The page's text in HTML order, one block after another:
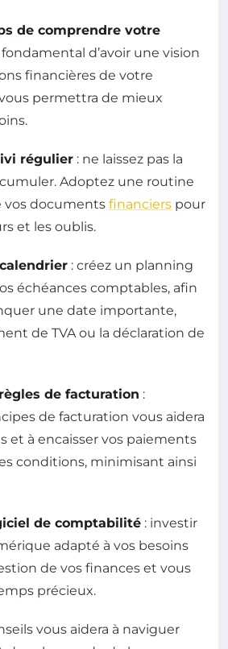
de comprendre votre
fondamental d’avoir une vision
financières de votre
permettra de mieux
régulier : ne laissez pas la
Adoptez une routine
vos documents financiers pour
et les oublis.
: créez un planning
échéances comptables, afin
une date importante,
de TVA ou la déclaration de
de facturation :
de facturation vous aidera
et à encaisser vos paiements
conditions, minimisant ainsi
de comptabilité : investir
adapté à vos besoins
de vos finances et vous
précieux.
vous aidera à naviguer